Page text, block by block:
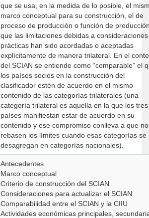
que se usa, en la medida de lo posible, el
marco conceptual para su construcción, el de
proceso de producción o función de
que las limitaciones debidas a consideraciones
prácticas han sido acordadas o aceptadas
explícitamente de manera trilateral. En el
del SCIAN se entiende como “comparable” el
los países socios en la construcción del
clasificador estén de acuerdo en el mismo
contenido de las categorías trilaterales (una
categoría trilateral es aquella en la que los tres
países manifiestan estar de acuerdo en su
contenido y ese compromiso conlleva a que
rebasen los límites cuando esas categorías se
desagregan en categorías nacionales).
Antecedentes
Marco conceptual
Criterio de construcción del SCIAN
Consideraciones para actualizar el SCIAN
Comparabilidad entre el SCIAN y la CIIU
Actividades económicas principales,